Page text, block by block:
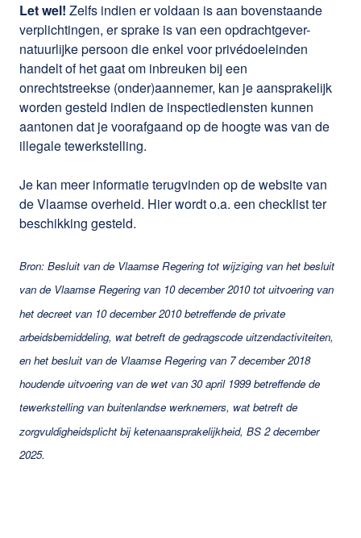
Let wel! Zelfs indien er voldaan is aan bovenstaande
verplichtingen, er sprake is van een opdrachtgever-
natuurlijke persoon die enkel voor privédoeleinden
handelt of het gaat om inbreuken bij een
onrechtstreekse (onder)aannemer, kan je aansprakelijk
worden gesteld indien de inspectiediensten kunnen
aantonen dat je voorafgaand op de hoogte was van de
illegale tewerkstelling.
Je kan meer informatie terugvinden op de website van
de Vlaamse overheid. Hier wordt o.a. een checklist ter
beschikking gesteld.
Bron: Besluit van de Vlaamse Regering tot wijziging van het besluit
van de Vlaamse Regering van 10 december 2010 tot uitvoering van
het decreet van 10 december 2010 betreffende de private
arbeidsbemiddeling, wat betreft de gedragscode uitzendactiviteiten,
en het besluit van de Vlaamse Regering van 7 december 2018
houdende uitvoering van de wet van 30 april 1999 betreffende de
tewerkstelling van buitenlandse werknemers, wat betreft de
zorgvuldigheidsplicht bij ketenaansprakelijkheid, BS 2 december
2025.